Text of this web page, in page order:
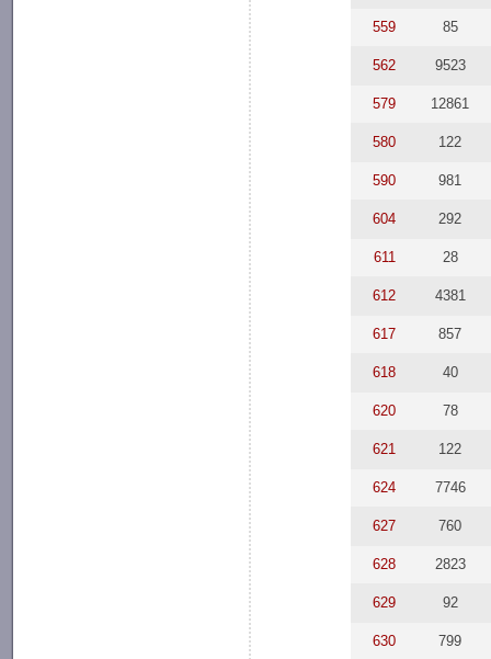
559 85
562 9523
579 12861
580 122
590 981
604 292
611 28
612 4381
617 857
618 40
620 78
621 122
624 7746
627 760
628 2823
629 92
630 799